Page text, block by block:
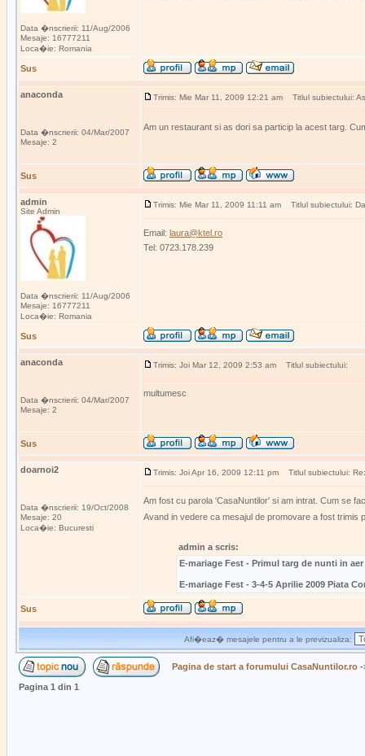
Data �nscrierii: 11/Aug/2006
Mesaje: 16777211
Loca�ie: Romania
Sus
anaconda
Data �nscrierii: 04/Mar/2007
Mesaje: 2
Trimis: Mie Mar 11, 2009 12:21 am Titlul subiectului:
Am un restaurant si as dori sa particip la acest targ.
Sus
admin
Site Admin
Data �nscrierii: 11/Aug/2006
Mesaje: 16777211
Loca�ie: Romania
Trimis: Mie Mar 11, 2009 11:11 am Titlul subiectului:
Email: laura@ktel.ro
Tel: 0723.178.239
Sus
anaconda
Data �nscrierii: 04/Mar/2007
Mesaje: 2
Trimis: Joi Mar 12, 2009 2:53 am Titlul subiectului:
multumesc
Sus
doarnoi2
Data �nscrierii: 19/Oct/2008
Mesaje: 20
Loca�ie: Bucuresti
Trimis: Joi Apr 16, 2009 12:11 pm Titlul subiectului:
Am fost cu parola 'CasaNuntilor' si am intrat. Cum se
Avand in vedere ca mesajul de promovare a fost trimis
admin a scris:
E-mariage Fest - Primul targ de nunti in
E-mariage Fest - 3-4-5 Aprilie 2009 Piata
Sus
Afi�eaz� mesajele pentru a le previzualiza:
Pagina de start a forumului CasaNuntilor.ro
Pagina 1 din 1